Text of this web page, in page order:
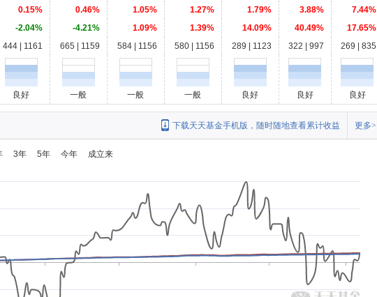
0.15% 0.46% 1.05% 1.27% 1.79% 3.88%
7.44%
-2.04% -4.21% 1.09% 1.39% 14.09% 40.49%
17.65%
444 | 1161 665 | 1159 584 | 1156 580 | 1156 289 | 1123 322 | 997 269 | 835
良好 一般 一般 一般 良好 良好 良好
更多>
下载天天基金手机版，随时随地查看累计收益
3年 5年 今年 成立来